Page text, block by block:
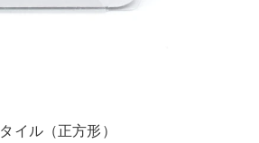
タイル（正方形）